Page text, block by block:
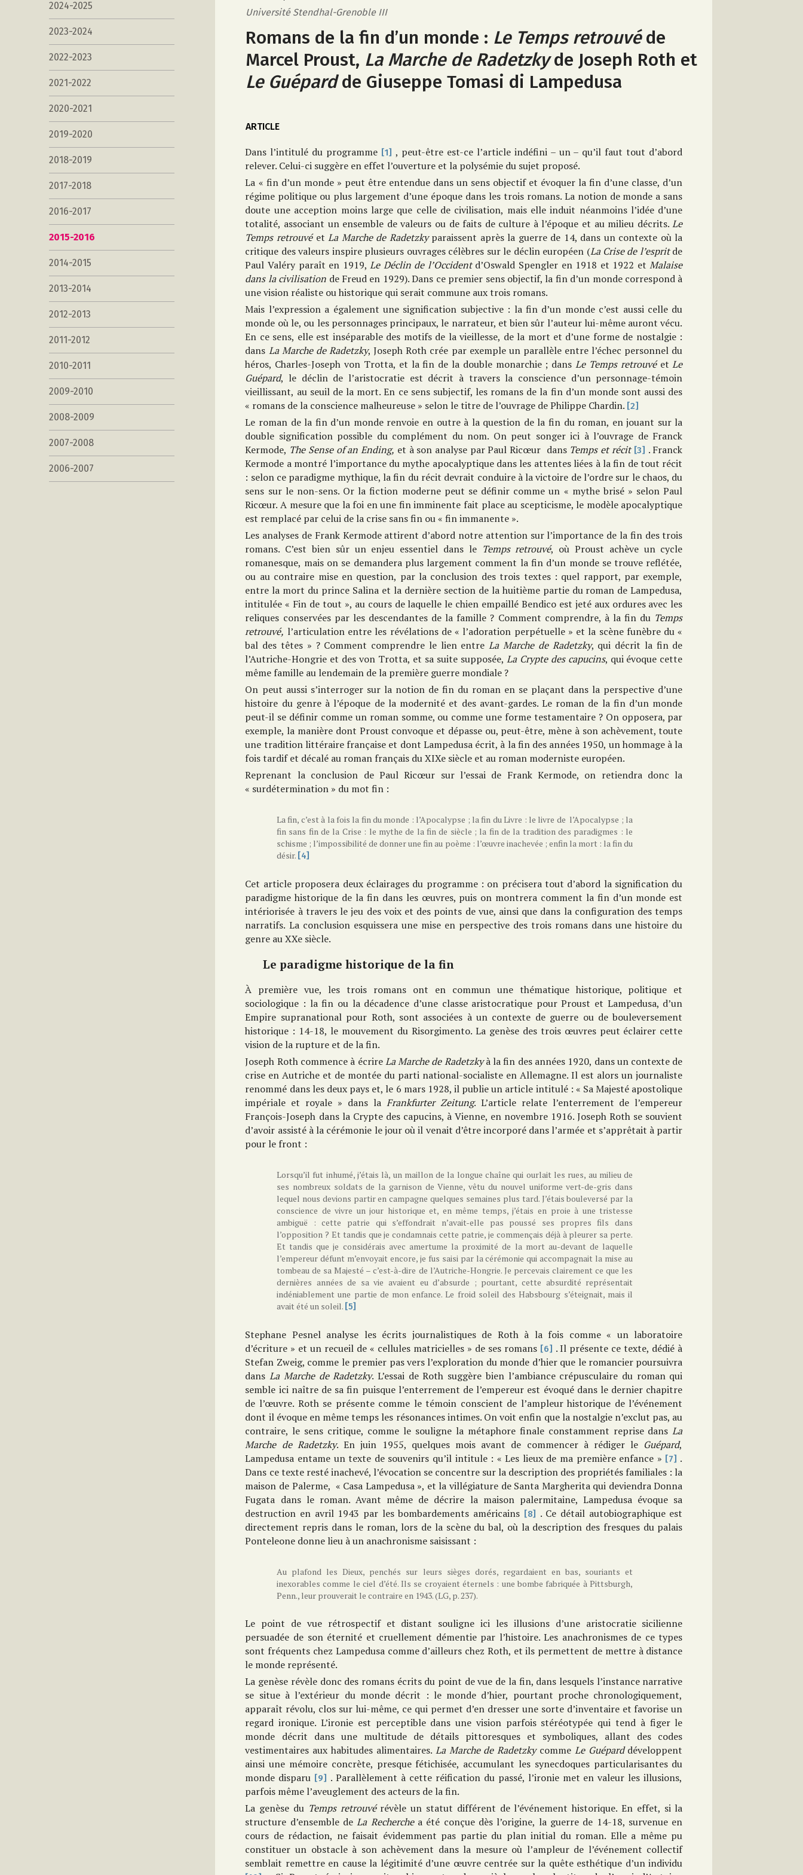
2024-2025
2023-2024
2022-2023
2021-2022
2020-2021
2019-2020
2018-2019
2017-2018
2016-2017
2015-2016
2014-2015
2013-2014
2012-2013
2011-2012
2010-2011
2009-2010
2008-2009
2007-2008
2006-2007
Université Stendhal-Grenoble III
Romans de la fin d’un monde : Le Temps retrouvéde
Marcel Proust, La Marche de Radetzkyde Joseph Roth et
Le Guépardde Giuseppe Tomasi di Lampedusa
ARTICLE
Dans l’intitulé du programme [1] , peut-être est-ce l’article indéfini – un – qu’il faut tout d’abord
relever. Celui-ci suggère en effet l’ouverture et la polysémie du sujet proposé.
La « fin d’un monde » peut être entendue dans un sens objectif et évoquer la fin d’une classe, d’un
régime politique ou plus largement d’une époque dans les trois romans. La notion de monde a sans
doute une acception moins large que celle de civilisation, mais elle induit néanmoins l’idée d’une
totalité, associant un ensemble de valeurs ou de faits de culture à l’époque et au milieu décrits.Le
Temps retrouvéetLa Marche de Radetzkyparaissent après la guerre de 14, dans un contexte où la
critique des valeurs inspire plusieurs ouvrages célèbres sur le déclin européen (La Crise de l’espritde
Paul Valéry paraît en 1919,Le Déclin de l’Occidentd’Oswald Spengler en 1918 et 1922 etMalaise
dans la civilisation de Freud en 1929). Dans ce premier sens objectif, la fin d’un monde correspond à
une vision réaliste ou historique qui serait commune aux trois romans.
Mais l’expression a également une signification subjective : la fin d’un monde c’est aussi celle du
monde où le, ou les personnages principaux, le narrateur, et bien sûr l’auteur lui-même auront vécu.
En ce sens, elle est inséparable des motifs de la vieillesse, de la mort et d’une forme de nostalgie :
dans La Marche de Radetzky, Joseph Roth crée par exemple un parallèle entre l’échec personnel du
héros, Charles-Joseph von Trotta, et la fin de la double monarchie ; dansLe Temps retrouvéetLe
Guépard, le déclin de l’aristocratie est décrit à travers la conscience d’un personnage-témoin
vieillissant, au seuil de la mort. En ce sens subjectif, les romans de la fin d’un monde sont aussi des
« romans de la conscience malheureuse » selon le titre de l’ouvrage de Philippe Chardin. [2]
Le roman de la fin d’un monde renvoie en outre à la question de la fin du roman, en jouant sur la
double signification possible du complément du nom. On peut songer ici à l’ouvrage de Franck
Kermode, The Sense of an Ending, et à son analyse par Paul Ricœur dans Temps et récit [3] . Franck
Kermode a montré l’importance du mythe apocalyptique dans les attentes liées à la fin de tout récit
: selon ce paradigme mythique, la fin du récit devrait conduire à la victoire de l’ordre sur le chaos, du
sens sur le non-sens. Or la fiction moderne peut se définir comme un « mythe brisé » selon Paul
Ricœur. A mesure que la foi en une fin imminente fait place au scepticisme, le modèle apocalyptique
est remplacé par celui de la crise sans fin ou « fin immanente ».
Les analyses de Frank Kermode attirent d’abord notre attention sur l’importance de la fin des trois
romans. C’est bien sûr un enjeu essentiel dans le Temps retrouvé, où Proust achève un cycle
romanesque, mais on se demandera plus largement comment la fin d’un monde se trouve reflétée,
ou au contraire mise en question, par la conclusion des trois textes : quel rapport, par exemple,
entre la mort du prince Salina et la dernière section de la huitième partie du roman de Lampedusa,
intitulée « Fin de tout », au cours de laquelle le chien empaillé Bendico est jeté aux ordures avec les
reliques conservées par les descendantes de la famille ? Comment comprendre, à la fin du Temps
retrouvé, l’articulation entre les révélations de « l’adoration perpétuelle » et la scène funèbre du «
bal des têtes » ? Comment comprendre le lien entreLa Marche de Radetzky, qui décrit la fin de
l’Autriche-Hongrie et des von Trotta, et sa suite supposée, La Crypte des capucins, qui évoque cette
même famille au lendemain de la première guerre mondiale ?
On peut aussi s’interroger sur la notion de fin du roman en se plaçant dans la perspective d’une
histoire du genre à l’époque de la modernité et des avant-gardes. Le roman de la fin d’un monde
peut-il se définir comme un roman somme, ou comme une forme testamentaire ? On opposera, par
exemple, la manière dont Proust convoque et dépasse ou, peut-être, mène à son achèvement, toute
une tradition littéraire française et dont Lampedusa écrit, à la fin des années 1950, un hommage à la
fois tardif et décalé au roman français du XIXe siècle et au roman moderniste européen.
Reprenant la conclusion de Paul Ricœur sur l’essai de Frank Kermode, on retiendra donc la
« surdétermination » du mot fin :
La fin, c’est à la fois la fin du monde : l’Apocalypse ; la fin du Livre : le livre de l’Apocalypse ; la
fin sans fin de la Crise : le mythe de la fin de siècle ; la fin de la tradition des paradigmes : le
schisme ; l’impossibilité de donner une fin au poème : l’œuvre inachevée ; enfin la mort : la fin du
désir. [4]
Cet article proposera deux éclairages du programme : on précisera tout d’abord la signification du
paradigme historique de la fin dans les œuvres, puis on montrera comment la fin d’un monde est
intériorisée à travers le jeu des voix et des points de vue, ainsi que dans la configuration des temps
narratifs. La conclusion esquissera une mise en perspective des trois romans dans une histoire du
genre au XXe siècle.
Le paradigme historique de la fin
À première vue, les trois romans ont en commun une thématique historique, politique et
sociologique : la fin ou la décadence d’une classe aristocratique pour Proust et Lampedusa, d’un
Empire supranational pour Roth, sont associées à un contexte de guerre ou de bouleversement
historique : 14-18, le mouvement du Risorgimento. La genèse des trois œuvres peut éclairer cette
vision de la rupture et de la fin.
Joseph Roth commence à écrireLa Marche de Radetzkyà la fin des années 1920, dans un contexte de
crise en Autriche et de montée du parti national-socialiste en Allemagne. Il est alors un journaliste
renommé dans les deux pays et, le 6 mars 1928, il publie un article intitulé : « Sa Majesté apostolique
impériale et royale » dans la Frankfurter Zeitung. L’article relate l’enterrement de l’empereur
François-Joseph dans la Crypte des capucins, à Vienne, en novembre 1916. Joseph Roth se souvient
d’avoir assisté à la cérémonie le jour où il venait d’être incorporé dans l’armée et s’apprêtait à partir
pour le front :
Lorsqu’il fut inhumé, j’étais là, un maillon de la longue chaîne qui ourlait les rues, au milieu de
ses nombreux soldats de la garnison de Vienne, vêtu du nouvel uniforme vert-de-gris dans
lequel nous devions partir en campagne quelques semaines plus tard. J’étais bouleversé par la
conscience de vivre un jour historique et, en même temps, j’étais en proie à une tristesse
ambiguë : cette patrie qui s’effondrait n’avait-elle pas poussé ses propres fils dans
l’opposition ? Et tandis que je condamnais cette patrie, je commençais déjà à pleurer sa perte.
Et tandis que je considérais avec amertume la proximité de la mort au-devant de laquelle
l’empereur défunt m’envoyait encore, je fus saisi par la cérémonie qui accompagnait la mise au
tombeau de sa Majesté – c’est-à-dire de l’Autriche-Hongrie. Je percevais clairement ce que les
dernières années de sa vie avaient eu d’absurde ; pourtant, cette absurdité représentait
indéniablement une partie de mon enfance. Le froid soleil des Habsbourg s’éteignait, mais il
avait été un soleil. [5]
Stephane Pesnel analyse les écrits journalistiques de Roth à la fois comme « un laboratoire
d’écriture » et un recueil de « cellules matricielles » de ses romans [6] . Il présente ce texte, dédié à
Stefan Zweig, comme le premier pas vers l’exploration du monde d’hier que le romancier poursuivra
dansLa Marche de Radetzky. L’essai de Roth suggère bien l’ambiance crépusculaire du roman qui
semble ici naître de sa fin puisque l’enterrement de l’empereur est évoqué dans le dernier chapitre
de l’œuvre. Roth se présente comme le témoin conscient de l’ampleur historique de l’événement
dont il évoque en même temps les résonances intimes. On voit enfin que la nostalgie n’exclut pas, au
contraire, le sens critique, comme le souligne la métaphore finale constamment reprise dansLa
Marche de Radetzky. En juin 1955, quelques mois avant de commencer à rédiger le Guépard,
Lampedusa entame un texte de souvenirs qu’il intitule : « Les lieux de ma première enfance » [7] .
Dans ce texte resté inachevé, l’évocation se concentre sur la description des propriétés familiales : la
maison de Palerme, « Casa Lampedusa », et la villégiature de Santa Margherita qui deviendra Donna
Fugata dans le roman. Avant même de décrire la maison palermitaine, Lampedusa évoque sa
destruction en avril 1943 par les bombardements américains [8]
. Ce détail autobiographique est
directement repris dans le roman, lors de la scène du bal, où la description des fresques du palais
Ponteleone donne lieu à un anachronisme saisissant :
Au plafond les Dieux, penchés sur leurs sièges dorés, regardaient en bas, souriants et
inexorables comme le ciel d’été. Ils se croyaient éternels : une bombe fabriquée à Pittsburgh,
Penn., leur prouverait le contraire en 1943. (LG, p. 237).
Le point de vue rétrospectif et distant souligne ici les illusions d’une aristocratie sicilienne
persuadée de son éternité et cruellement démentie par l’histoire. Les anachronismes de ce types
sont fréquents chez Lampedusa comme d’ailleurs chez Roth, et ils permettent de mettre à distance
le monde représenté.
La genèse révèle donc des romans écrits du point de vue de la fin, dans lesquels l’instance narrative
se situe à l’extérieur du monde décrit : le monde d’hier, pourtant proche chronologiquement,
apparaît révolu, clos sur lui-même, ce qui permet d’en dresser une sorte d’inventaire et favorise un
regard ironique. L’ironie est perceptible dans une vision parfois stéréotypée qui tend à figer le
monde décrit dans une multitude de détails pittoresques et symboliques, allant des codes
vestimentaires aux habitudes alimentaires. La Marche de Radetzkycomme Le Guéparddéveloppent
ainsi une mémoire concrète, presque fétichisée, accumulant les synecdoques particularisantes du
monde disparu [9] . Parallèlement à cette réification du passé, l’ironie met en valeur les illusions,
parfois même l’aveuglement des acteurs de la fin.
La genèse du Temps retrouvérévèle un statut différent de l’événement historique. En effet, si la
structure d’ensemble deLa Recherchea été conçue dès l’origine, la guerre de 14-18, survenue en
cours de rédaction, ne faisait évidemment pas partie du plan initial du roman. Elle a même pu
constituer un obstacle à son achèvement dans la mesure où l’ampleur de l’événement collectif
semblait remettre en cause la légitimité d’une œuvre centrée sur la quête esthétique d’un individu